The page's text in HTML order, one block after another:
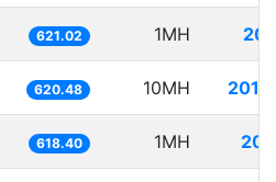
621.02 1MH
620.48 10MH
618.40 1MH